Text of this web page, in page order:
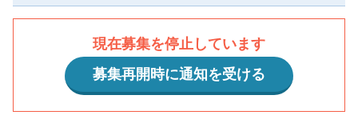
現在募集を停止しています
募集再開時に通知を受ける